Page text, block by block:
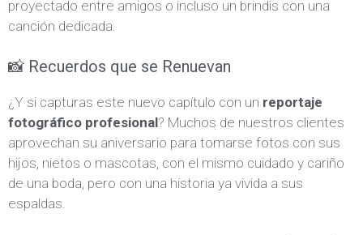
proyectado entre amigos o incluso un brindis con una
canción dedicada.
📸 Recuerdos que se Renuevan
¿Y si capturas este nuevo capítulo con un reportaje
fotográfico profesional? Muchos de nuestros clientes
aprovechan su aniversario para tomarse fotos con sus
hijos, nietos o mascotas, con el mismo cuidado y cariño
de una boda, pero con una historia ya vivida a sus
espaldas.